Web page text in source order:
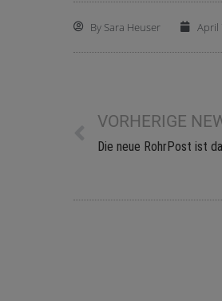
By Sara Heuser April
VORHERIGE
Die neue RohrPost ist da